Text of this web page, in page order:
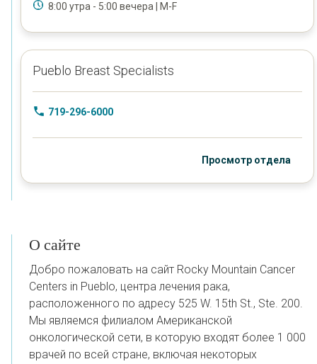
8:00 утра - 5:00 вечера | M-F
Pueblo Breast Specialists
719-296-6000
Просмотр отдела
О сайте
Добро пожаловать на сайт Rocky Mountain Cancer
Centers in Pueblo, центра лечения рака,
расположенного по адресу 525 W. 15th St., Ste. 200.
Мы являемся филиалом Американской
онкологической сети, в которую входят более 1 000
врачей по всей стране, включая некоторых